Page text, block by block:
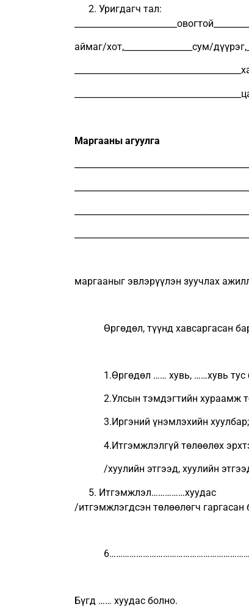
Уригдагч тал:
аймаг/хот,________________сум/
Маргааны агуулга
маргааныг эвлэрүүлэн зуучлах
Өргөдөл, түүнд хавсаргасан
1.Өргөдөл …… хувь, ……хувь тус
2.Улсын тэмдэгтийн хураамж
3.Иргэний үнэмлэхийн хуулбар;
4.Итгэмжлэлгүй төлөөлөх
/хуулийн этгээд, хуулийн
Итгэмжлэл……………хуудас
/итгэмжлэгдсэн төлөөлөгч гаргасан
Бүгд …… хуудас болно.